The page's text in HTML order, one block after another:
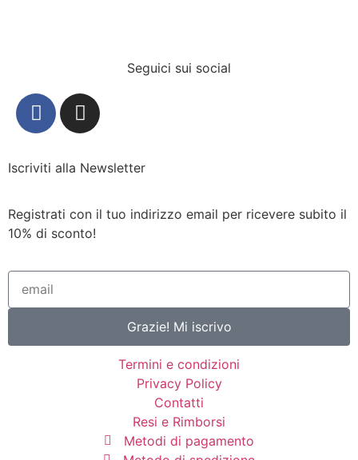
Seguici sui social
Iscriviti alla Newsletter
Registrati con il tuo indirizzo email per ricevere subito il
10% di sconto!
Grazie! Mi iscrivo
Termini e condizioni
Privacy Policy
Contatti
Resi e Rimborsi
Metodi di pagamento